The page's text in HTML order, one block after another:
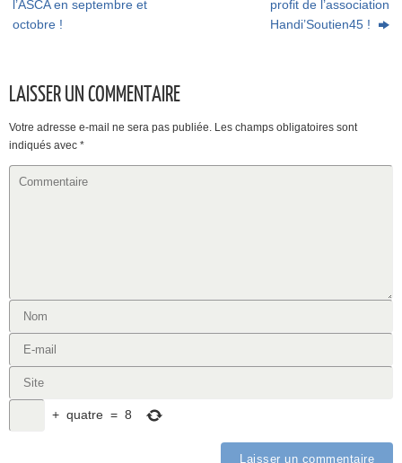
l’ASCA en septembre et
octobre !
profit de l’association
Handi’Soutien45 !
LAISSER UN COMMENTAIRE
Votre adresse e-mail ne sera pas publiée. Les champs obligatoires sont
indiqués avec *
+ quatre = 8